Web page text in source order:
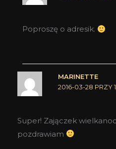
Poproszę o adresik.
MARINETTE
2016-03-28 PRZY
Super! Zajączek
pozdrawiam